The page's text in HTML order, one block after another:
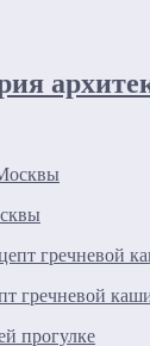
гречневой